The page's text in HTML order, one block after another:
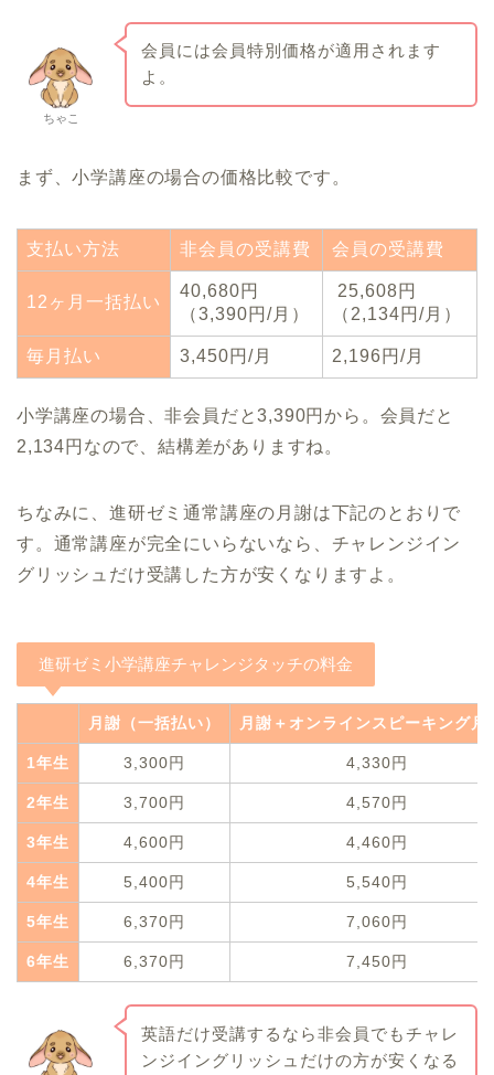
ちゃこ
会員には会員特別価格が適用されます
よ。
まず、小学講座の場合の価格比較です。
支払い方法 非会員の受講費 会員の受講費
12ヶ月一括払い
40,680円
（3,390円/月）
25,608円
（2,134円/月）
毎月払い 3,450円/月 2,196円/月
小学講座の場合、非会員だと3,390円から。会員だと
2,134円なので、結構差がありますね。
ちなみに、進研ゼミ通常講座の月謝は下記のとおりで
す。通常講座が完全にいらないなら、チャレンジイン
グリッシュだけ受講した方が安くなりますよ。
進研ゼミ小学講座チャレンジタッチの料金
月謝（一括払い） 月謝＋オンラインスピーキング月
1年生 3,300円 4,330円
2年生 3,700円 4,570円
3年生 4,600円 4,460円
4年生 5,400円 5,540円
5年生 6,370円 7,060円
6年生 6,370円 7,450円
英語だけ受講するなら非会員でもチャレ
ンジイングリッシュだけの方が安くなる